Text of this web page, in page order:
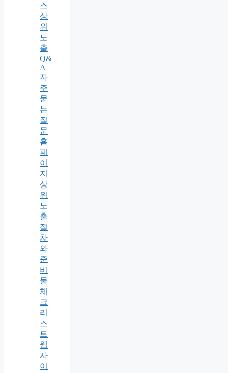
스
상
위
노
출
Q&
A
자
주
묻
는
질
문
홈
페
이
지
상
위
노
출
절
차
와
준
비
물
체
크
리
스
트
웹
사
이